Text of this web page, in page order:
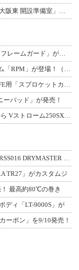
【トライアンフ】関西最大規模「トライアンフ大阪東 開設準備室」がオープン！ 限定
マジカルレーシングから MT-09／SP（24）用「フレームガード」が登場！
RPM から ホンダ GROM用エキゾーストシステム「RPM」が登場！（動画あり
カスタムスプロケットを見せる、Z900RS／CAFE用「スプロケットカバーフルキ
ーパッド」が発売！
ゲル素材入りで快適＆足つき向上！ デイトナから Vストローム250SX用「快適ロ
アールエスタイチの新ライディングシューズ「RSS016 DRYMASTER スト
TR27」がカスタムジ
！ 最高約80℃の巻き
ディ「LT-9000S」が
ーボン」を9/10発売！